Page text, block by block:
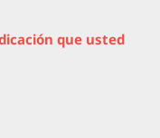
que usted